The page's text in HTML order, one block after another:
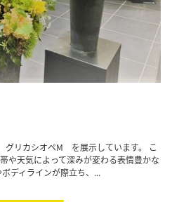
リカシオペM を展示しています。 こ
や天気によって深みが変わる表情豊かな
ディラインが際立ち、...